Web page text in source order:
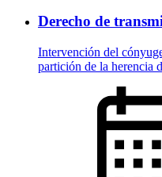
Derecho de
Intervención del
partición de la herencia